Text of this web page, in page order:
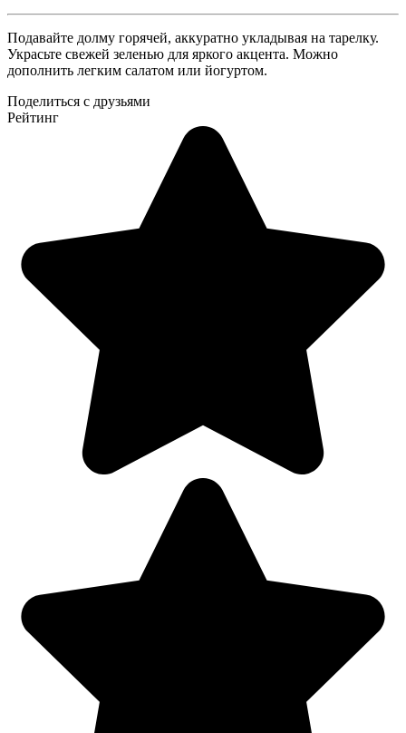
Подавайте долму горячей, аккуратно укладывая на тарелку.
Украсьте свежей зеленью для яркого акцента. Можно
дополнить легким салатом или йогуртом.
Поделиться с друзьями
Рейтинг